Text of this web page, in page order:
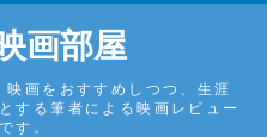
画部屋
画をおすすめしつつ、生涯
する筆者による映画レビュー
す。